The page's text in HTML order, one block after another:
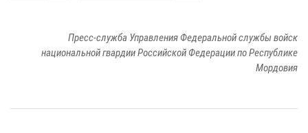
Пресс-служба Управления Федеральной службы войск
национальной гвардии Российской Федерации по Республике
Мордовия